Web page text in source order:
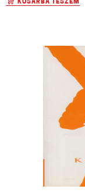
KOSÁRBA TESZEM